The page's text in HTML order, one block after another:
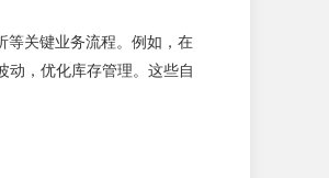
等关键业务流程。例如，在
动，优化库存管理。这些自